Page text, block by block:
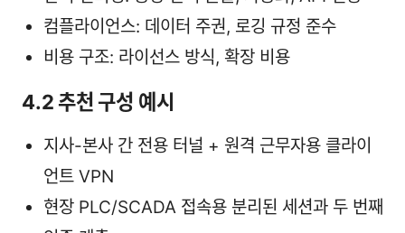
컴플라이언스: 데이터 주권, 로깅 규정 준수
비용 구조: 라이선스 방식, 확장 비용
4.2 추천 구성 예시
지사-본사 간 전용 터널 + 원격 근무자용 클라이
언트 VPN
현장 PLC/SCADA 접속용 분리된 세션과 두 번째